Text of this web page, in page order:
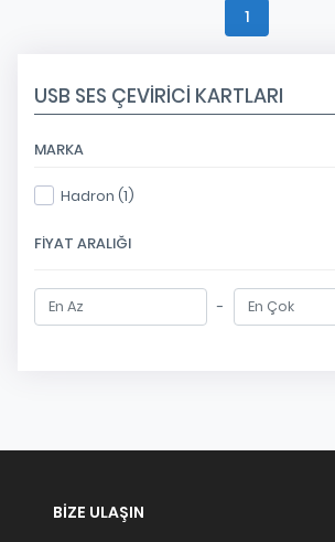
USB SES ÇEVIRICI KARTLARI
MARKA
Hadron (1)
FIYAT ARALIĞI
-
1
BIZE ULAŞIN